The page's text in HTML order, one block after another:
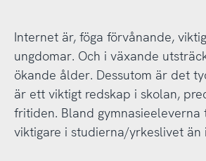
Internet är, föga förvånande,
ungdomar. Och i växande
ökande ålder. Dessutom är det
är ett viktigt redskap i skolan,
fritiden. Bland gymnasieeleverna
viktigare i studierna/yrkeslivet än